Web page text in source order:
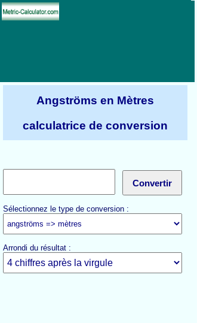
Angströms en Mètres
calculatrice de conversion
Sélectionnez le type de conversion :
Arrondi du résultat :